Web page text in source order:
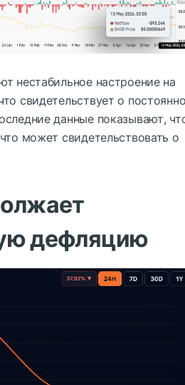
нестабильное настроение на
свидетельствует о
данные показывают,
может свидетельствовать о
дефляцию